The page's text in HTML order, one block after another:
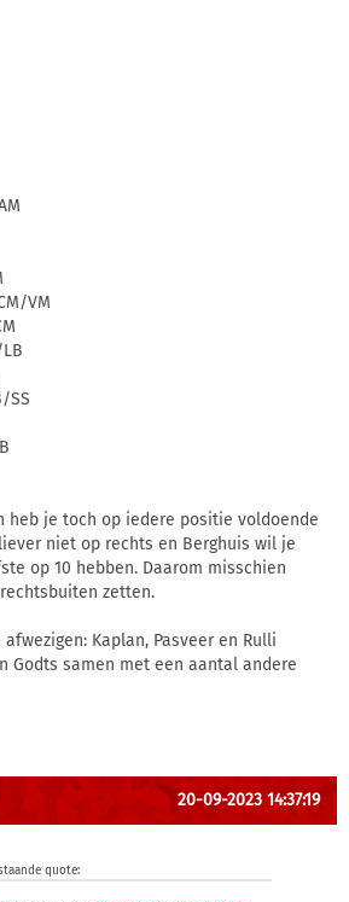
VM
SS
heb je toch op iedere positie voldoende
niet op rechts en Berghuis wil je
op 10 hebben. Daarom misschien
zetten.
Kaplan, Pasveer en Rulli
Godts samen met een aantal andere
20-09-2023 14:37:19
quote: